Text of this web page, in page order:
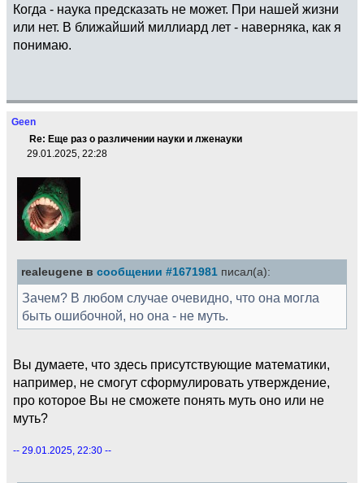
Когда - наука предсказать не может. При нашей жизни
или нет. В ближайший миллиард лет - наверняка, как я
понимаю.
Geen
Re: Еще раз о различении науки и лженауки
29.01.2025, 22:28
realeugene в сообщении #1671981 писал(а):
Зачем? В любом случае очевидно, что она могла
быть ошибочной, но она - не муть.
Вы думаете, что здесь присутствующие математики,
например, не смогут сформулировать утверждение,
про которое Вы не сможете понять муть оно или не
муть?
-- 29.01.2025, 22:30 --